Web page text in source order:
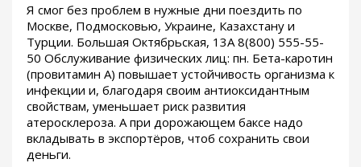
Я смог без проблем в нужные дни поездить по
Москве, Подмосковью, Украине, Казахстану и
Турции. Большая Октябрьская, 13А 8(800) 555-55-
50 Обслуживание физических лиц: пн. Бета-каротин
(провитамин А) повышает устойчивость организма к
инфекции и, благодаря своим антиоксидантным
свойствам, уменьшает риск развития
атеросклероза. А при дорожающем баксе надо
вкладывать в экспортёров, чтоб сохранить свои
деньги.